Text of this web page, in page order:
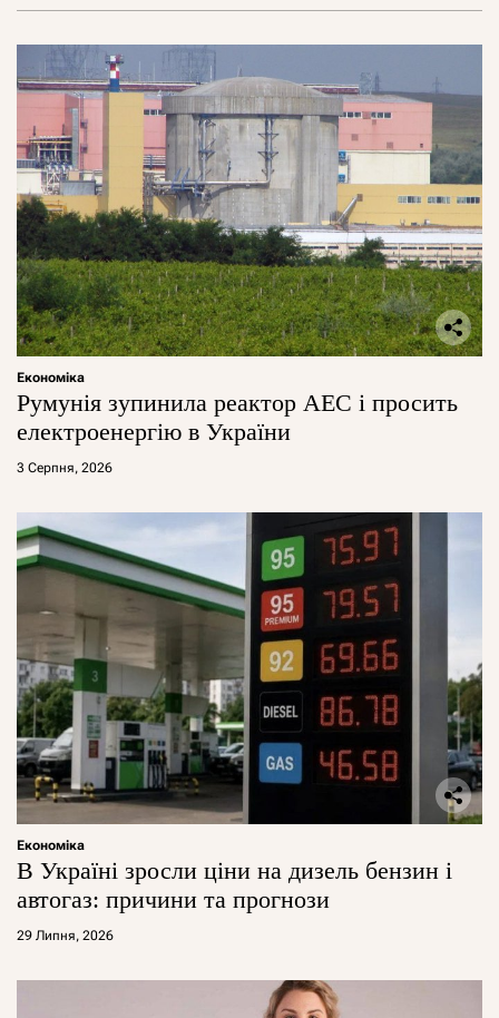
Економіка
Румунія зупинила реактор АЕС і просить
електроенергію в України
3 Серпня, 2026
Економіка
В Україні зросли ціни на дизель бензин і
автогаз: причини та прогнози
29 Липня, 2026